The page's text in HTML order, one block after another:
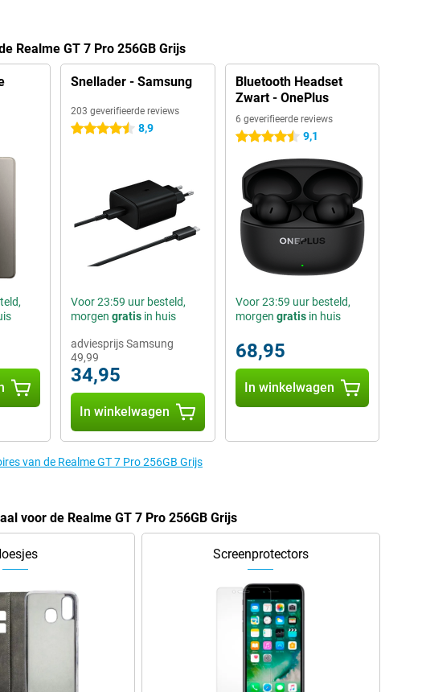
Realme GT 7 Pro 256GB Grijs
Snellader - Samsung
203 geverifieerde reviews
4.5 sterren 8,9
Voor 23:59 uur besteld,
morgen gratisin huis
49,99
adviesprijs Samsung
34,95
In winkelwagen
Bluetooth Headset
Zwart - OnePlus
6 geverifieerde reviews
4.5 sterren 9,1
Voor 23:59 uur besteld,
morgen gratisin huis
68,95
In winkelwagen
van de Realme GT 7 Pro 256GB Grijs
voor de Realme GT 7 Pro 256GB Grijs
Screenprotectors